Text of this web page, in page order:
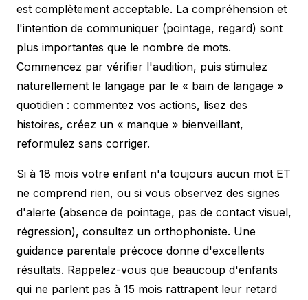
est complètement acceptable. La compréhension et
l'intention de communiquer (pointage, regard) sont
plus importantes que le nombre de mots.
Commencez par vérifier l'audition, puis stimulez
naturellement le langage par le « bain de langage »
quotidien : commentez vos actions, lisez des
histoires, créez un « manque » bienveillant,
reformulez sans corriger.
Si à 18 mois votre enfant n'a toujours aucun mot ET
ne comprend rien, ou si vous observez des signes
d'alerte (absence de pointage, pas de contact visuel,
régression), consultez un orthophoniste. Une
guidance parentale précoce donne d'excellents
résultats. Rappelez-vous que beaucoup d'enfants
qui ne parlent pas à 15 mois rattrapent leur retard